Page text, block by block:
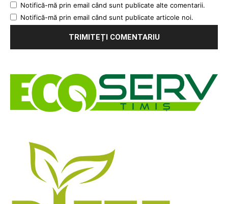
Notifică-mă prin email când sunt publicate alte comentarii.
Notifică-mă prin email când sunt publicate articole noi.